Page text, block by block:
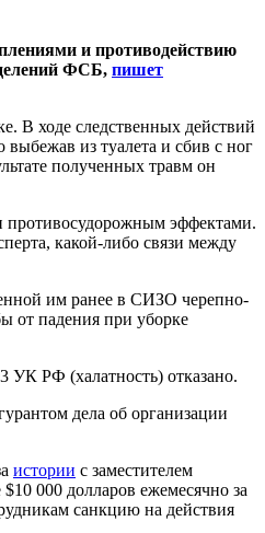
и противодействию
ФСБ, пишет
В ходе следственных действий
из туалета и сбив с ног
полученных травм он
противосудорожным эффектами.
какой-либо связи между
им ранее в СИЗО черепно-
от падения при уборке
УК РФ (халатность) отказано.
дела об организации
истории с заместителем
000 долларов ежемесячно за
санкцию на действия